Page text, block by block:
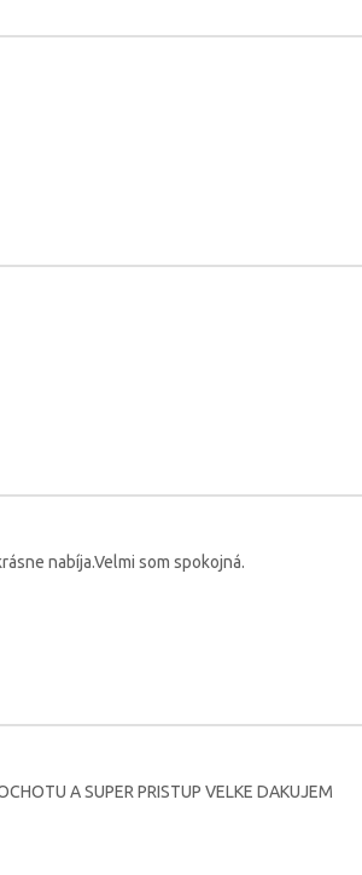
nabíja.Velmi som spokojná.
A SUPER PRISTUP VELKE DAKUJEM